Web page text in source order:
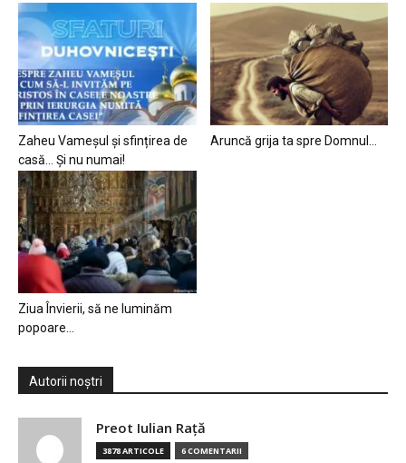
Zaheu Vameșul și sfințirea de
casă… Și nu numai!
Aruncă grija ta spre Domnul…
Ziua Învierii, să ne luminăm
popoare…
Autorii noștri
Preot Iulian Raţă
3878 ARTICOLE 6 COMENTARII